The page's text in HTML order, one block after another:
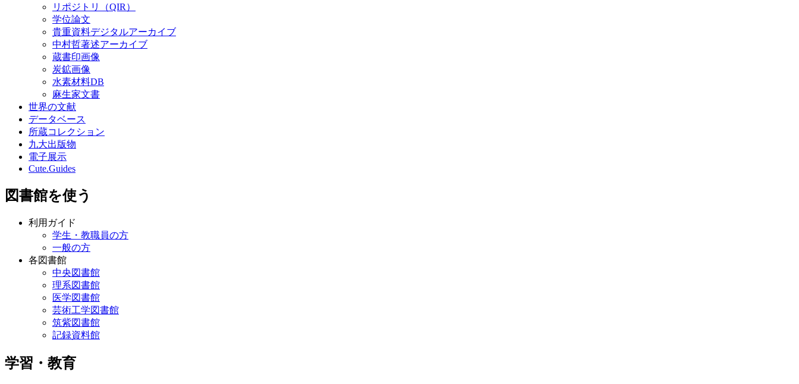
リポジトリ（QIR）
学位論文
貴重資料デジタルアーカイブ
中村哲著述アーカイブ
蔵書印画像
炭鉱画像
水素材料DB
麻生家文書
世界の文献
データベース
所蔵コレクション
九大出版物
電子展示
Cute.Guides
図書館を使う
利用ガイド
学生・教職員の方
一般の方
各図書館
中央図書館
理系図書館
医学図書館
芸術工学図書館
筑紫図書館
記録資料館
学習・教育